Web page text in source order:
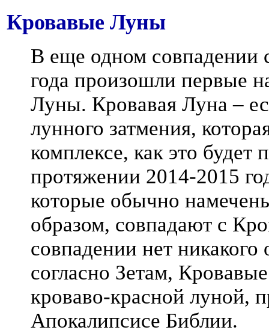
Кровавые Луны
В еще одном совпадении
года произошли первые
Луны. Кровавая Луна –
лунного затмения,
комплексе, как это будет
протяжении 2014-2015
которые обычно
образом, совпадают с
совпадении нет
согласно Зетам,
кроваво-красной луной,
Апокалипсисе Библии.